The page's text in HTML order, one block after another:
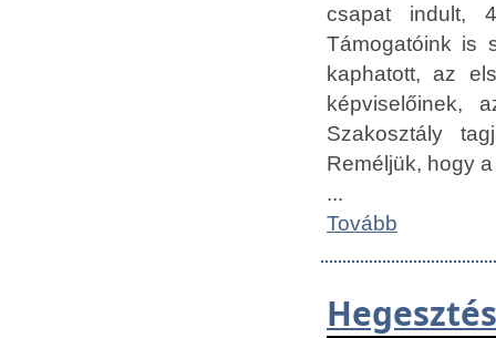
csapat indult,
Támogatóink is
kaphatott, az
képviselőinek,
Szakosztály
Reméljük, hogy
...
Tovább